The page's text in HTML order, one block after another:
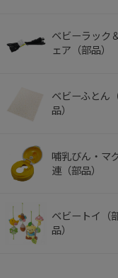
ベビーラック
ェア（部品）
ベビーふとん
品）
哺乳びん・マ
連（部品）
ベビートイ（
品）